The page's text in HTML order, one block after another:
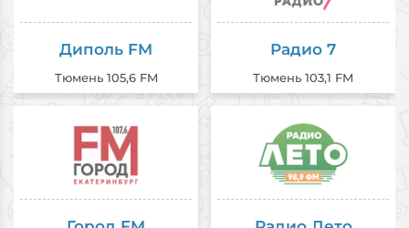
Диполь FM
Тюмень 105,6 FM
Радио 7
Тюмень 103,1 FM